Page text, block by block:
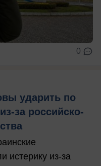
0
ударить по
за российско-
истерику из-за